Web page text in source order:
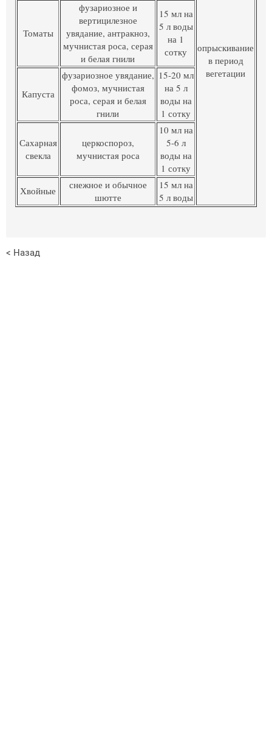
опрыскивание
в период
вегетации
Томаты
фузариозное и
вертицилезное
увядание, антракноз,
мучнистая роса, серая
и белая гнили
15 мл на
5 л воды
на 1
сотку
Капуста
фузариозное увядание,
фомоз, мучнистая
роса, серая и белая
гнили
15-20 мл
на 5 л
воды на
1 сотку
Сахарная
свекла
церкоспороз,
мучнистая роса
10 мл на
5-6 л
воды на
1 сотку
Хвойные
снежное и обычное
шютте
15 мл на
5 л воды
< Назад